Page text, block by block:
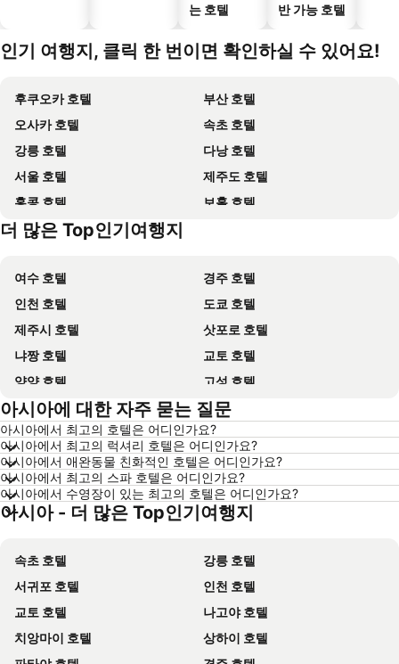
는 호텔
반 가능 호텔
인기 여행지, 클릭 한 번이면 확인하실 수 있어요!
후쿠오카 호텔
부산 호텔
오사카 호텔
속초 호텔
강릉 호텔
다낭 호텔
서울 호텔
제주도 호텔
홍콩 호텔
보홀 호텔
강원도 호텔
더 많은 Top인기여행지
여수 호텔
경주 호텔
인천 호텔
도쿄 호텔
제주시 호텔
삿포로 호텔
냐짱 호텔
교토 호텔
양양 호텔
고성 호텔
대전 호텔
방콕 호텔
목포 호텔
포항 호텔
상하이 호텔
히로시마 호텔
평창 호텔
통영 호텔
Dolomiti 호텔
오키나와 호텔
Phu Quoc 호텔
타이페이 호텔
크로아티아 호텔
크로아티아 해안 호텔
Paris 호텔
캐나다 호텔
말레이시아 호텔
몰디브 호텔
아시아에 대한 자주 묻는 질문
아시아에서 최고의 호텔은 어디인가요?
아시아에서 최고의 럭셔리 호텔은 어디인가요?
아시아에서 애완동물 친화적인 호텔은 어디인가요?
아시아에서 최고의 스파 호텔은 어디인가요?
아시아에서 수영장이 있는 최고의 호텔은 어디인가요?
아시아 - 더 많은 Top인기여행지
속초 호텔
강릉 호텔
서귀포 호텔
인천 호텔
교토 호텔
나고야 호텔
치앙마이 호텔
상하이 호텔